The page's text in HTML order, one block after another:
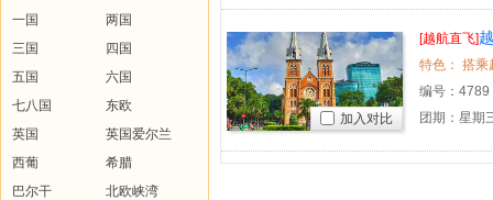
一国
两国
三国
四国
五国
六国
七八国
东欧
英国
英国爱尔兰
西葡
希腊
巴尔干
北欧峡湾
[越航直飞]
编号： 4789
团期：星期
加入对比